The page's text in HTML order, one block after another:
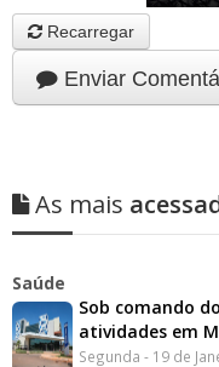
Recarregar
Enviar
As mais
Saúde
Sob comando
atividades em
Segunda - 19 de